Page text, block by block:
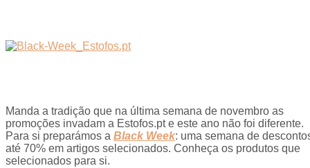
Manda a tradição que na última semana de novembro as
promoções invadam a Estofos.pt e este ano não foi diferente.
Para si preparámos a Black Week: uma semana de
até 70% em artigos selecionados. Conheça os produtos que
selecionados para si.